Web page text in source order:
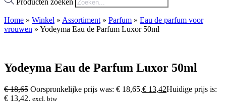
Producten zoeken
Home » Winkel » Assortiment » Parfum » Eau de parfum voor
vrouwen » Yodeyma Eau de Parfum Luxor 50ml
Yodeyma Eau de Parfum Luxor 50ml
€18,65 Oorspronkelijke prijs was: € 18,65.€ 13,42Huidige prijs is:
€ 13,42. excl. btw